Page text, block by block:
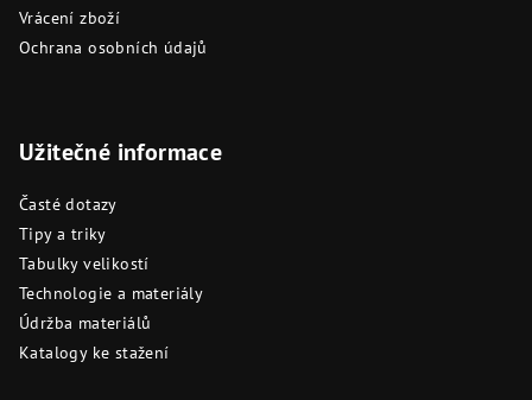
Vrácení zboží
Ochrana osobních údajů
Užitečné informace
Časté dotazy
Tipy a triky
Tabulky velikostí
Technologie a materiály
Údržba materiálů
Katalogy ke stažení